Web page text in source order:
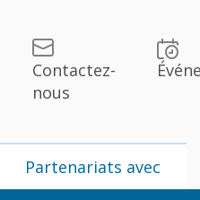
Contactez-
nous
Partenariats avec